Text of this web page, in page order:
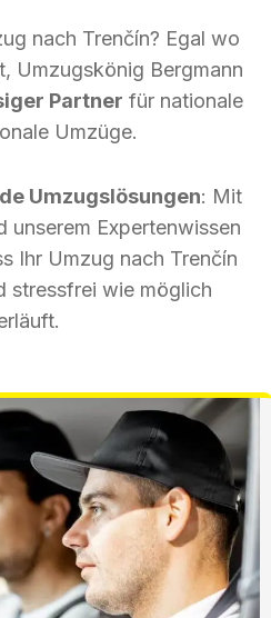
nach Trenčín? Egal wo
Umzugskönig Bergmann
Partner für nationale
Umzüge.
Umzugslösungen: Mit
unserem Expertenwissen
Ihr Umzug nach Trenčín
stressfrei wie möglich